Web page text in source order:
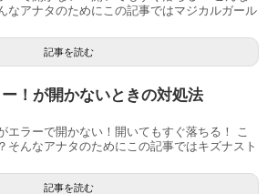
なアナタのためにこの記事ではマジカルガール
記事を読む
！が開かないときの対処法
エラーで開かない！開いてもすぐ落ちる！ こ
そんなアナタのためにこの記事ではキズナスト
記事を読む